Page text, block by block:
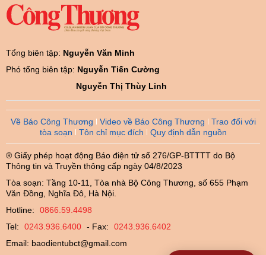
Tổng biên tập: Nguyễn Văn Minh
Phó tổng biên tập: Nguyễn Tiến Cường
Nguyễn Thị Thùy Linh
Về Báo Công Thương Video về Báo Công Thương
Trao đổi với
tòa soạn
Tôn chỉ mục đích Quy định dẫn nguồn
® Giấy phép hoạt động Báo điện tử số 276/GP-BTTTT do Bộ
Thông tin và Truyền thông cấp ngày 04/8/2023
Tòa soạn: Tầng 10-11, Tòa nhà Bộ Công Thương, số 655 Phạm
Văn Đồng, Nghĩa Đô, Hà Nội.
Hotline:
0866.59.4498
Tel:
0243.936.6400 - Fax:
0243.936.6402
Email: baodientubct@gmail.com